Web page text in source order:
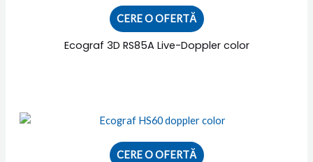
CERE O OFERTĂ
Ecograf 3D RS85A Live-Doppler color
CERE O OFERTĂ